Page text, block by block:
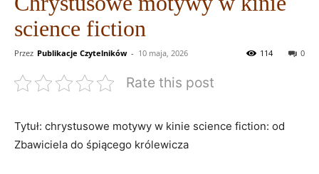
science fiction
Przez Publikacje Czytelników - 10 maja, 2026 0
114
Rate this post
Tytuł: chrystusowe motywy w kinie science fiction: od
Zbawiciela do śpiącego królewicza